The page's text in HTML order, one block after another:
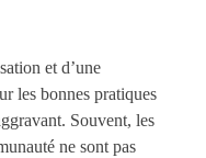
et d’une
les bonnes pratiques
Souvent, les
ne sont pas